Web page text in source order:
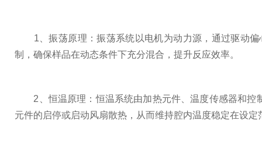
1、振荡原理：振荡系统以电机为动力源，通过驱动偏
制，确保样品在动态条件下充分混合，提升反应效率。
2、恒温原理：恒温系统由加热元件、温度传感器和控
元件的启停或启动风扇散热，从而维持腔内温度稳定在设